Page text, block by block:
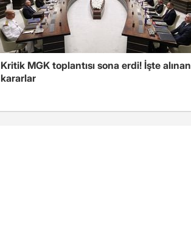
Kritik MGK toplantısı sona erdi! İşte alınan
kararlar